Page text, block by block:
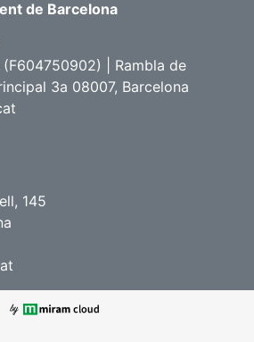
de Barcelona
(F604750902) | Rambla de
3a 08007, Barcelona
145